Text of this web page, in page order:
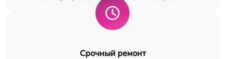
Срочный ремонт